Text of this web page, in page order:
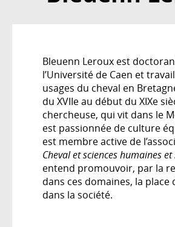
Bleuenn Leroux est
l’Université de Caen et
usages du cheval en
du XVIIe au début du XIXe
chercheuse, qui vit dans le
est passionnée de culture
est membre active de
Cheval et sciences humaines
entend promouvoir, par la
dans ces domaines, la place
dans la société.